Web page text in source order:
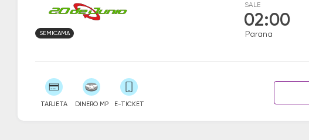
SALE
02:00
Parana
SEMICAMA
TARJETA DINERO MP E-TICKET